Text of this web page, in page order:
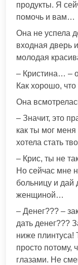
продукты. Я
помочь и вам…
Она не успела
входная дверь
молодая
– Кристина… –
Как хорошо,
Она
– Значит, это
как ты мог
хотела стать
– Крис, ты не
Но сейчас мне
больницу и дай
женщиной…
– Денег??? –
дать денег???
ниже плинтуса!
просто потому,
глазами. Не